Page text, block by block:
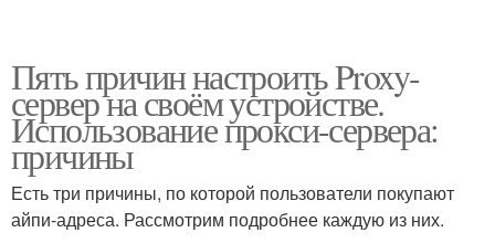
Пять причин настроить Proxy-
сервер на своём устройстве.
Использование прокси-сервера:
причины
Есть три причины, по которой пользователи покупают
айпи-адреса. Рассмотрим подробнее каждую из них.